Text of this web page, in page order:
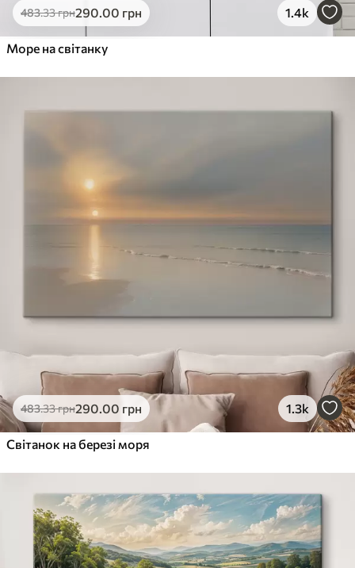
483.33грн290.00 грн 1.4k
Море на світанку
483.33грн290.00 грн 1.3k
Світанок на березі моря